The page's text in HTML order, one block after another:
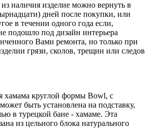
наличия изделие можно вернуть в
дней после покупки, или
в течении одного года если,
подошло под дизайн интерьера
Вами ремонта, но только при
грязи, сколов, трещин или следов
хамама круглой формы Bowl, с
быть установлена на подставку,
в турецкой бане - хамаме. Эта
из цельного блока натурального